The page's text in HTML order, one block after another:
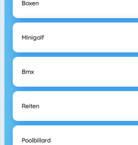
Boxen
Minigolf
Bmx
Reiten
Poolbillard